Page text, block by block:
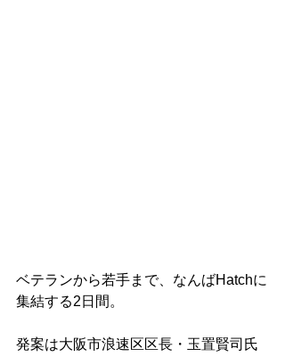
ベテランから若手まで、なんばHatchに
集結する2日間。
発案は大阪市浪速区区長・玉置賢司氏